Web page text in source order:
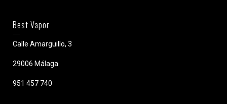
Best Vapor
Calle Amarguillo, 3
29006 Málaga
951 457 740